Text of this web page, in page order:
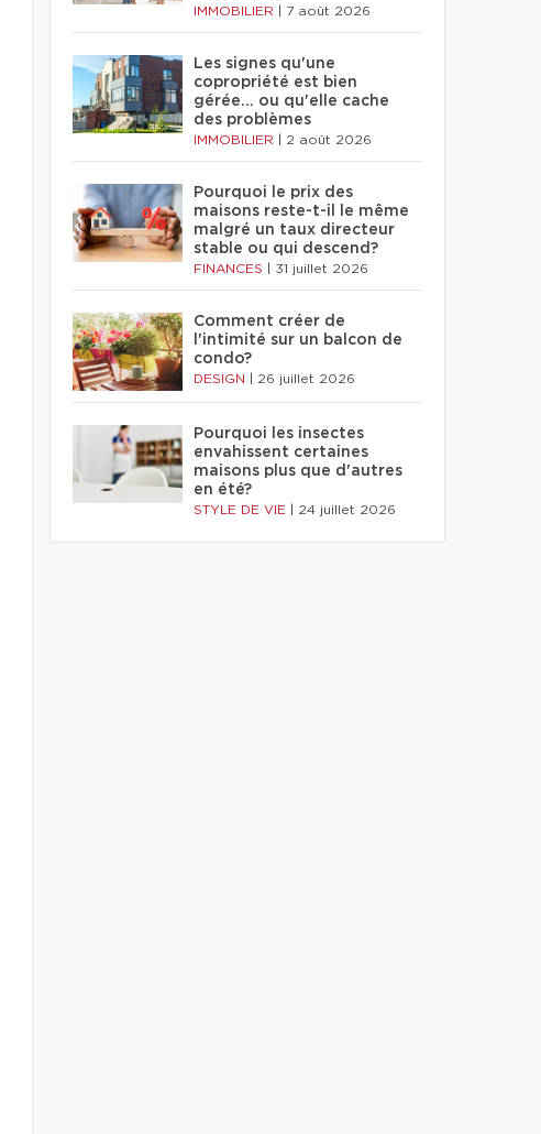
IMMOBILIER 7 août 2026
Les signes qu'une
copropriété est bien
gérée… ou qu'elle cache
des problèmes
IMMOBILIER 2 août 2026
Pourquoi le prix des
maisons reste-t-il le même
malgré un taux directeur
stable ou qui descend?
FINANCES 31 juillet 2026
Comment créer de
l'intimité sur un balcon de
condo?
DESIGN 26 juillet 2026
Pourquoi les insectes
envahissent certaines
maisons plus que d'autres
en été?
STYLE DE VIE 24 juillet 2026